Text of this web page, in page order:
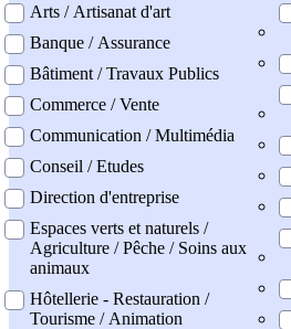
Arts / Artisanat d'art
Banque / Assurance
Bâtiment / Travaux Publics
Commerce / Vente
Communication / Multimédia
Conseil / Etudes
Direction d'entreprise
Espaces verts et naturels /
Agriculture / Pêche / Soins aux
animaux
Hôtellerie - Restauration /
Tourisme / Animation